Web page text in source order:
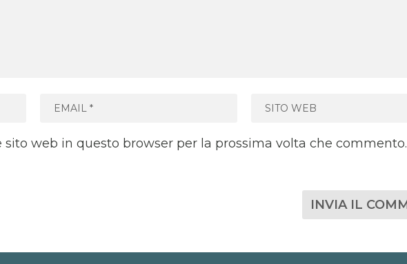
sito web in questo browser per la prossima volta che commento.